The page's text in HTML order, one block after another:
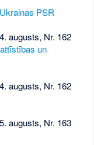
PSR
augusts, Nr. 162
un
augusts, Nr. 162
augusts, Nr. 163